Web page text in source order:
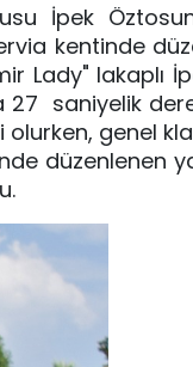
İpek
kentinde
Lady" lakaplı
saniyelik
genel
düzenlenen